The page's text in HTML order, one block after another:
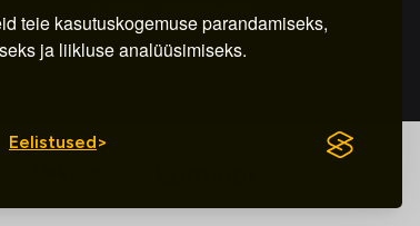
teie kasutuskogemuse parandamiseks,
ja liikluse analüüsimiseks.
Eelistused
Kauba väljastamine:
E-R – 9.00 – 18.00